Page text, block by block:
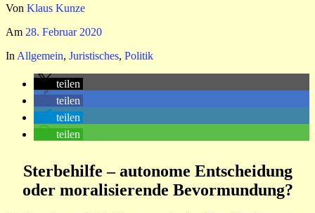
Von Klaus Kunze
Am 28. Februar 2020
In Allgemein, Juristisches, Politik
teilen
teilen
teilen
teilen
Sterbehilfe – autonome Entscheidung
oder moralisierende Bevormundung?